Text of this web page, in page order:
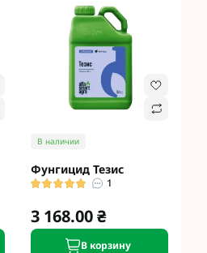
В наличии
Фунгицид Тезис
1
3 168.00 ₴
В корзину